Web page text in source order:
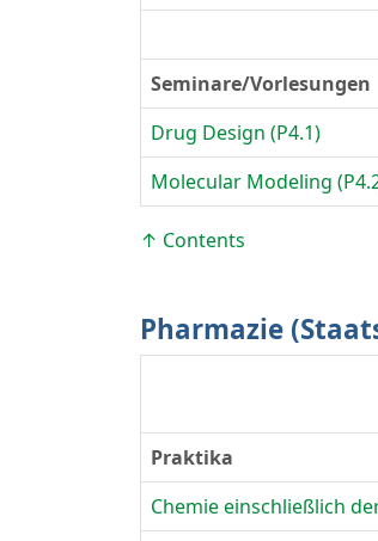
Seminare/Vorlesungen
Drug Design (P4.1)
Molecular Modeling
↑ Contents
Pharmazie
Praktika
Chemie einschließlich